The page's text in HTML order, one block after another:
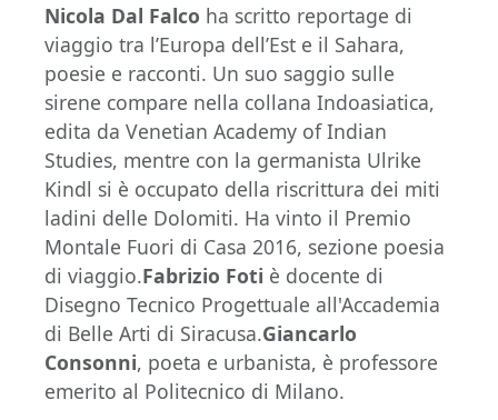
Nicola Dal Falco ha scritto reportage di
viaggio tra l’Europa dell’Est e il Sahara,
poesie e racconti. Un suo saggio sulle
sirene compare nella collana Indoasiatica,
edita da Venetian Academy of Indian
Studies, mentre con la germanista Ulrike
Kindl si è occupato della riscrittura dei miti
ladini delle Dolomiti. Ha vinto il Premio
Montale Fuori di Casa 2016, sezione poesia
di viaggio.Fabrizio Foti è docente di
Disegno Tecnico Progettuale all'Accademia
di Belle Arti di Siracusa.Giancarlo
Consonni, poeta e urbanista, è professore
emerito al Politecnico di Milano.